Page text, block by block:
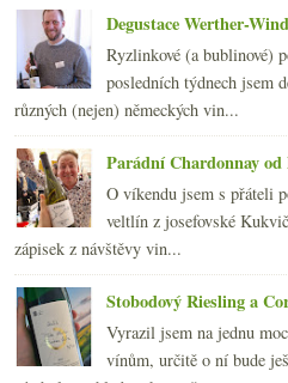
►2013(249)
►2012(254)
►2011(252)
► 2010 (249)
2009 (249)
►2008(270)
►2007(108)
Degustace Werther-
Ryzlinkové (a bublinové)
posledních týdnech jsem
různých (nejen) německých vin...
Parádní Chardonnay
O víkendu jsem s přáteli
veltlín z josefovské
zápisek z návštěvy vin...
Stobodový Riesling a
Vyrazil jsem na jednu
vínům, určitě o ní bude